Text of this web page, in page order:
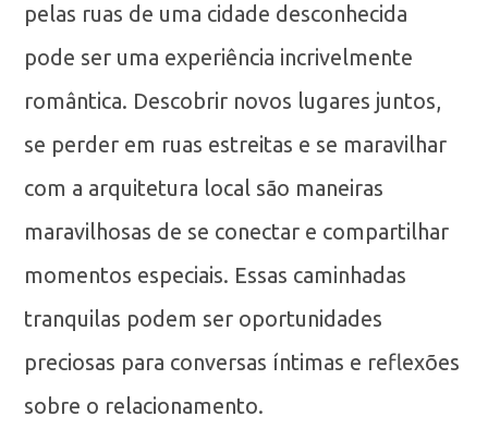
pelas ruas de uma cidade desconhecida
pode ser uma experiência incrivelmente
romântica. Descobrir novos lugares juntos,
se perder em ruas estreitas e se maravilhar
com a arquitetura local são maneiras
maravilhosas de se conectar e compartilhar
momentos especiais. Essas caminhadas
tranquilas podem ser oportunidades
preciosas para conversas íntimas e reflexões
sobre o relacionamento.